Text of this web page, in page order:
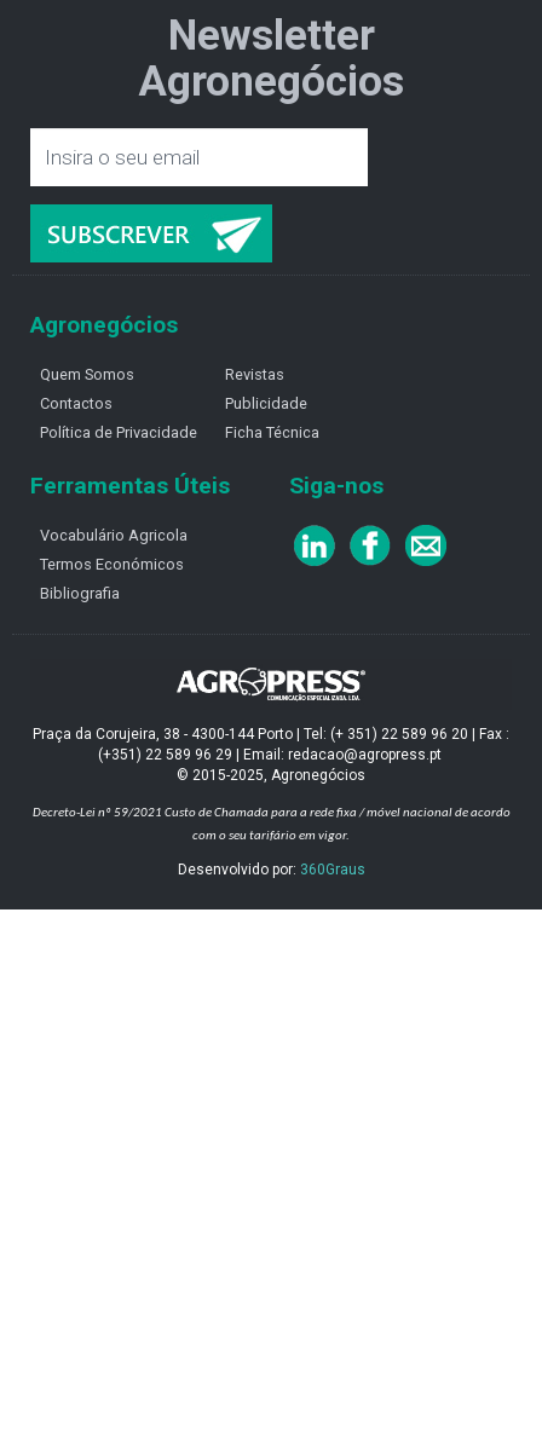
Newsletter
Agronegócios
Agronegócios
Quem Somos
Contactos
Política de Privacidade
Revistas
Publicidade
Ficha Técnica
Ferramentas Úteis
Vocabulário Agricola
Termos Económicos
Bibliografia
Siga-nos
Praça da Corujeira, 38 - 4300-144 Porto | Tel: (+ 351) 22 589 96 20 | Fax :
(+351) 22 589 96 29 | Email: redacao@agropress.pt
© 2015-2025, Agronegócios
Decreto-Lei nº 59/2021 Custo de Chamada para a rede fixa / móvel nacional de acordo
com o seu tarifário em vigor.
Desenvolvido por: 360Graus